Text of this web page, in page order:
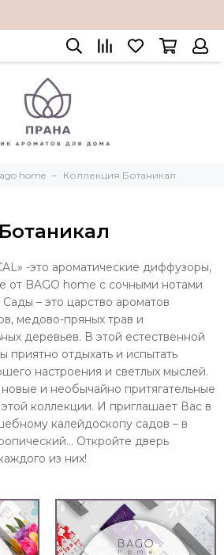
home Коллекция Ботаникал
-это ароматические диффузоры,
от BAGO home с сочными нотами
– это царство ароматов
медово-пряных трав и
деревьев. В этой естественной
приятно отдыхать и испытать
настроения и светлых мыслей.
и необычайно притягательные
коллекции. И приглашает Вас в
калейдоскопу садов – в
Откройте дверь
из них!